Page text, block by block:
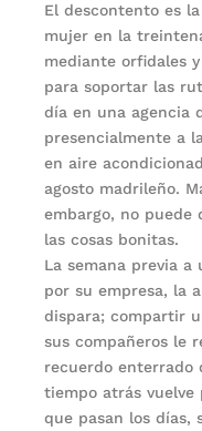
El descontento es
mujer en la
mediante orfidales
para soportar las
día en una agencia
presencialmente a
en aire
agosto madrileño.
embargo, no puede
las cosas bonitas.
La semana previa
por su empresa, la
dispara; compartir
sus compañeros le
recuerdo enterrado
tiempo atrás vuelve
que pasan los días,